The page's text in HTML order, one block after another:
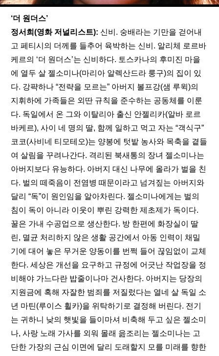
‘더 원더스’
정서희(영화 저널리스트): 신비. 숭배라는 기만을 걷어내
고 페티시의 더께를 들추어 육박하는 신비. 알리체 로르바
케르의 ‘더 원더스’는 신비하다. 토스카나의 후미진 마을
에 열두 살 젤소미나(마리아 알렉산드라 룽구)의 집이 있
다. 강퍅하나 “전략을 모르는” 아버지 볼프강(샘 루윅)의
지휘하에 가족들은 외딴 규칙을 준수하는 공동체를 이룬
다. 독일에서 온 그와 이탈리아 출신 안젤리카(알바 로르
바케르), 사이 네 명의 딸, 함께 일하고 먹고 자는 “객식구”
코코(사비네 티모테오)는 양봉에 텃밭 농사와 목축을 곁들
여 살림을 꾸려나간다. 격리된 북새통의 장녀 젤소미나는
아버지보다 유능하다. 아버지 대신 나무에 올라가 벌을 친
다. 벌의 떼죽음이 전염병 때문이라고 넘겨짚는 아버지와
달리 “독”이 원인임을 알아차린다. 젤소미나에게는 벌의
침이 독이 아니라 이웃이 뿌린 강력한 제초제가 독이다.
꿀은 가내 수공업으로 생산한다. 방 한편에 화장실이 딸
린, 멸균 처리하지 않은 생활 공간에서 아동 인력이 채밀
기에 대어 놓은 무거운 양동이를 번쩍 들어 끊임없이 교체
한다. 세상은 개선을 요구하고 규정에 어긋난 작업장을 정
비해야 가느다란 밥줄이나마 건사한다. 아버지는 당장의
지원금에 혹해 자잘한 범죄를 저질렀다는 열네 살 독일 소
년 마틴(루이스 휠카)을 위탁하기로 결정해 버린다. 전기
는 귀하니 낮의 햇빛을 들이마셔 비축해 두고 싶은 젤소미
나, 사랑 노래 가사를 외워 몰래 읊조리는 젤소미나는 고
단한 가장의 근심 이면에 달리 도래할지 모를 미래를 향한